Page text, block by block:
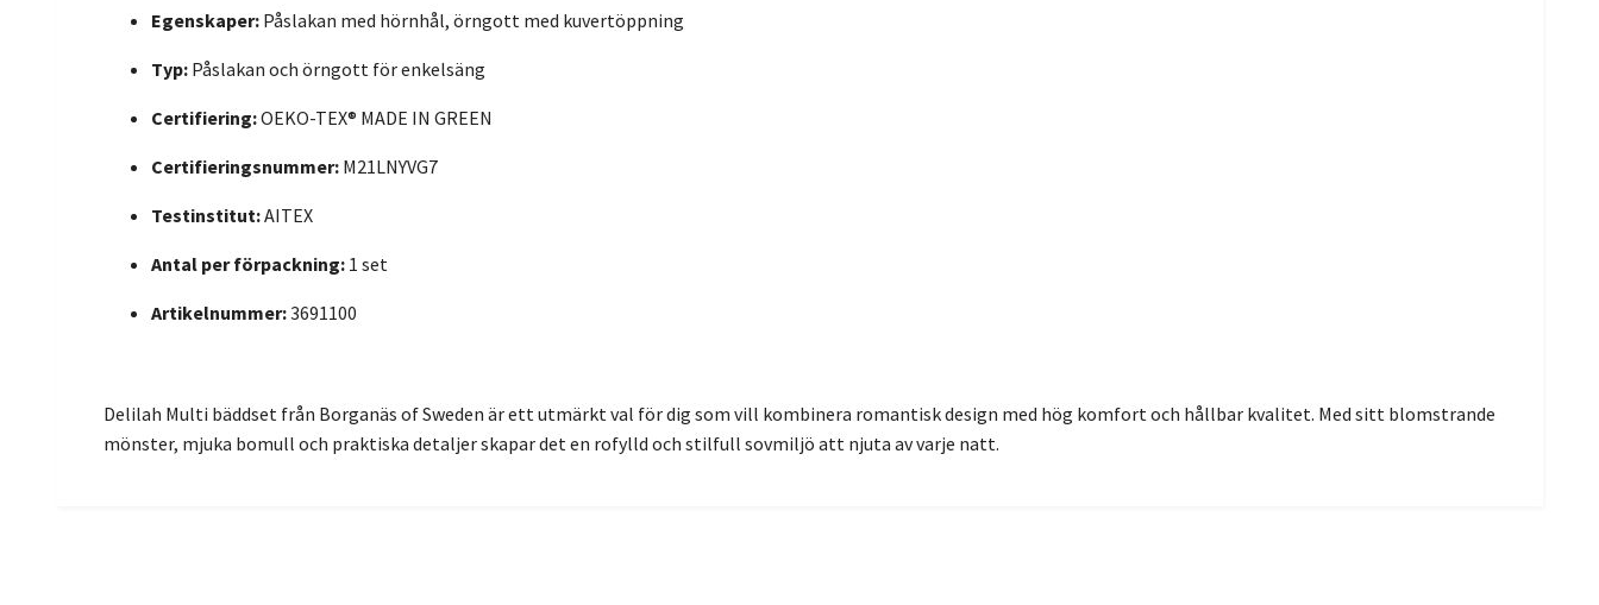
Egenskaper: Påslakan med hörnhål, örngott med kuvertöppning
Typ: Påslakan och örngott för enkelsäng
Certifiering:OEKO-TEX® MADE IN GREEN
Certifieringsnummer: M21LNYVG7
Testinstitut:AITEX
Antal per förpackning: 1 set
Artikelnummer:3691100
Delilah Multi bäddset från Borganäs of Sweden är ett utmärkt val för dig som vill kombinera romantisk design med hög komfort och hållbar kvalitet. Med sitt blomstrande
mönster, mjuka bomull och praktiska detaljer skapar det en rofylld och stilfull sovmiljö att njuta av varje natt.